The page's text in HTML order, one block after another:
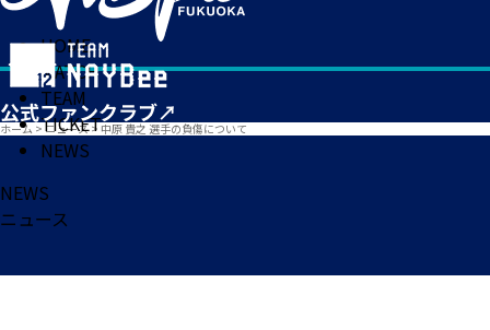
HOME
MATCH
TEAM
TICKET
NEWS
ホーム > ニュース> 中原 貴之 選手の負傷について
NEWS
ニュース